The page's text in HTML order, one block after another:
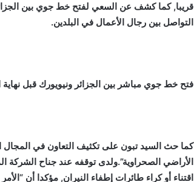
قريبا, كما كشف عن السعي لفتح خط جوي بين
التواصل بين رجال الأعمال في البلدين.
فتح خط جوي مباشر بين الجزائر ونيويورك قبل نهاية
كما حث السيد تبون على تكثيف التعاون في المجال
اقتناء أو كراء طائرات إطفاء النيران, مؤكدا أن